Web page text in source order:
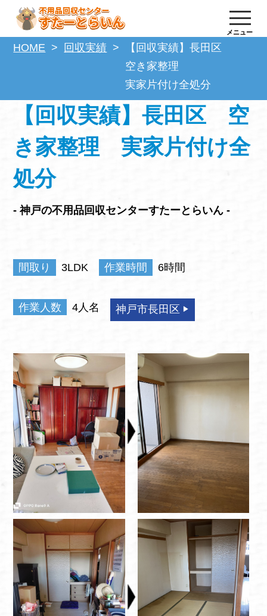
メニュー
HOME 回収実績
【回収実績】長田区
空き家整理
実家片付け全処分
【回収実績】長田区 空
き家整理 実家片付け全
処分
- 神戸の不用品回収センターすたーとらいん -
間取り 3LDK 作業時間 6時間
作業人数 4人名 神戸市長田区